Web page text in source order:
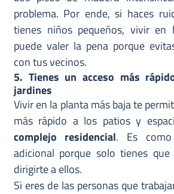
problema. Por ende, si haces
tienes niños pequeños, vivir en
puede valer la pena porque
con tus vecinos.
5. Tienes un acceso más
jardines
Vivir en la planta más baja te
más rápido a los patios y
complejo residencial. Es
adicional porque solo tienes
dirigirte a ellos.
Si eres de las personas que